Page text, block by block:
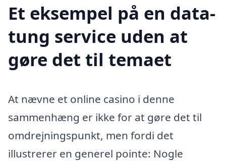
Et eksempel på en data-
tung service uden at
gøre det til temaet
At nævne et online casino i denne
sammenhæng er ikke for at gøre det til
omdrejningspunkt, men fordi det
illustrerer en generel pointe: Nogle